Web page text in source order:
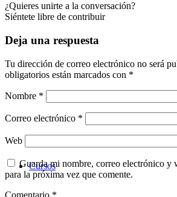
Cursos
¿Quieres unirte a la conversación?
Siéntete libre de contribuir
Deja una respuesta
Tu dirección de correo electrónico no será
obligatorios están marcados con *
Nombre *
Correo electrónico *
Web
Guarda mi nombre, correo electrónico y
para la próxima vez que comente.
Comentario *